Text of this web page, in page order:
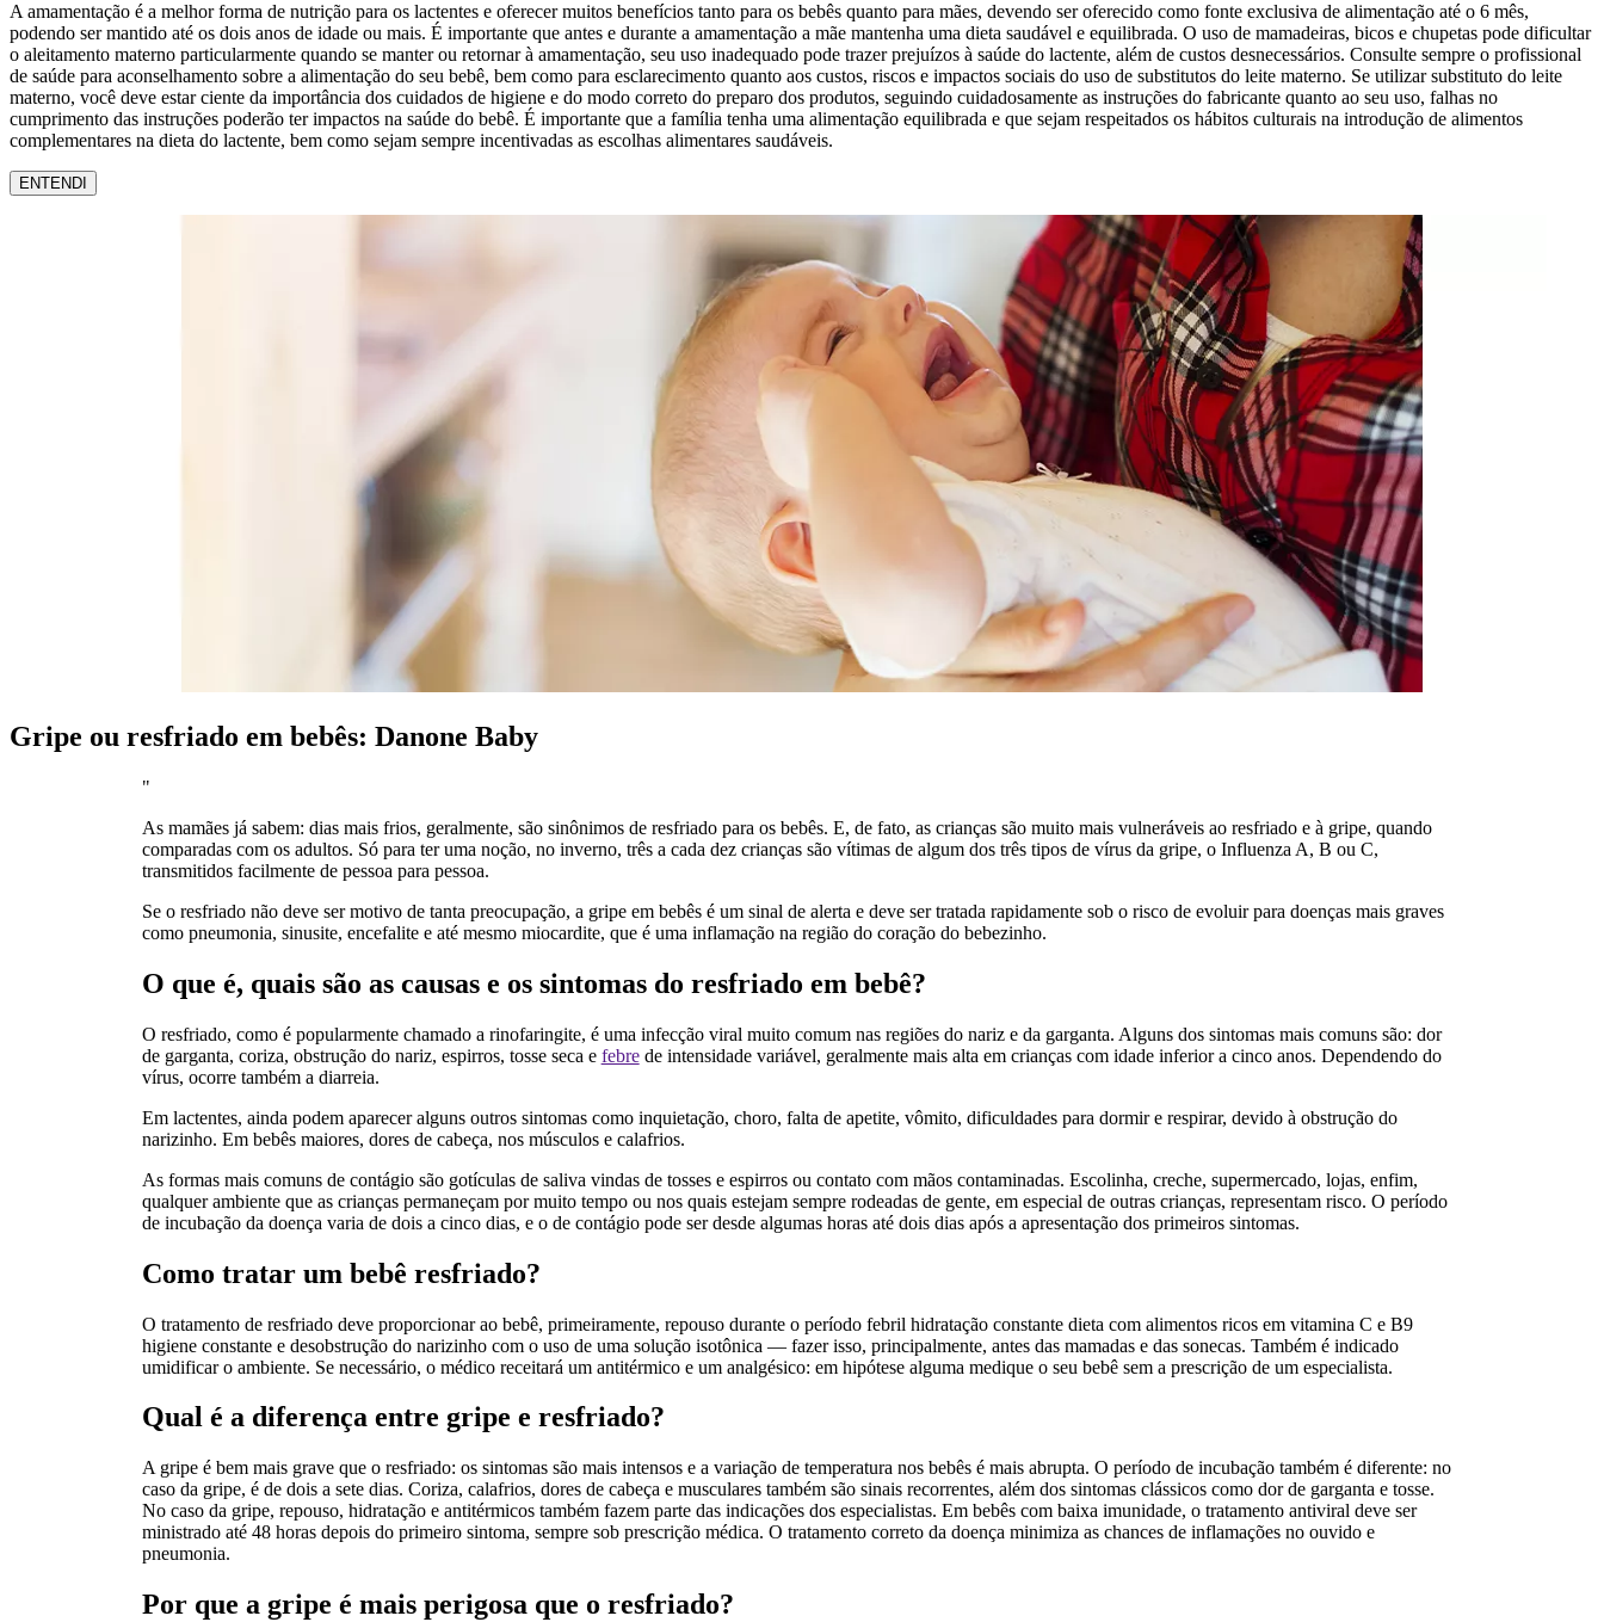
A amamentação é a melhor forma de nutrição para os lactentes e oferecer muitos benefícios tanto para os bebês quanto para mães, devendo ser oferecido como fonte exclusiva de alimentação até o 6 mês,
podendo ser mantido até os dois anos de idade ou mais. É importante que antes e durante a amamentação a mãe mantenha uma dieta saudável e equilibrada. O uso de mamadeiras, bicos e chupetas pode dificultar
o aleitamento materno particularmente quando se manter ou retornar à amamentação, seu uso inadequado pode trazer prejuízos à saúde do lactente, além de custos desnecessários. Consulte sempre o profissional
de saúde para aconselhamento sobre a alimentação do seu bebê, bem como para esclarecimento quanto aos custos, riscos e impactos sociais do uso de substitutos do leite materno. Se utilizar substituto do leite
materno, você deve estar ciente da importância dos cuidados de higiene e do modo correto do preparo dos produtos, seguindo cuidadosamente as instruções do fabricante quanto ao seu uso, falhas no
cumprimento das instruções poderão ter impactos na saúde do bebê. É importante que a família tenha uma alimentação equilibrada e que sejam respeitados os hábitos culturais na introdução de alimentos
complementares na dieta do lactente, bem como sejam sempre incentivadas as escolhas alimentares saudáveis.
ENTENDI
Gripe ou resfriado em bebês: Danone Baby
"
As mamães já sabem: dias mais frios, geralmente, são sinônimos de resfriado para os bebês. E, de fato, as crianças são muito mais vulneráveis ao resfriado e à gripe, quando
comparadas com os adultos. Só para ter uma noção, no inverno, três a cada dez crianças são vítimas de algum dos três tipos de vírus da gripe, o Influenza A, B ou C,
transmitidos facilmente de pessoa para pessoa.
Se o resfriado não deve ser motivo de tanta preocupação, a gripe em bebês é um sinal de alerta e deve ser tratada rapidamente sob o risco de evoluir para doenças mais graves
como pneumonia, sinusite, encefalite e até mesmo miocardite, que é uma inflamação na região do coração do bebezinho.
O que é, quais são as causas e os sintomas do resfriado em bebê?
O resfriado, como é popularmente chamado a rinofaringite, é uma infecção viral muito comum nas regiões do nariz e da garganta. Alguns dos sintomas mais comuns são: dor
de garganta, coriza, obstrução do nariz, espirros, tosse seca e febrede intensidade variável, geralmente mais alta em crianças com idade inferior a cinco anos. Dependendo do
vírus, ocorre também a diarreia.
Em lactentes, ainda podem aparecer alguns outros sintomas como inquietação, choro, falta de apetite, vômito, dificuldades para dormir e respirar, devido à obstrução do
narizinho. Em bebês maiores, dores de cabeça, nos músculos e calafrios.
As formas mais comuns de contágio são gotículas de saliva vindas de tosses e espirros ou contato com mãos contaminadas. Escolinha, creche, supermercado, lojas, enfim,
qualquer ambiente que as crianças permaneçam por muito tempo ou nos quais estejam sempre rodeadas de gente, em especial de outras crianças, representam risco. O período
de incubação da doença varia de dois a cinco dias, e o de contágio pode ser desde algumas horas até dois dias após a apresentação dos primeiros sintomas.
Como tratar um bebê resfriado?
O tratamento de resfriado deve proporcionar ao bebê, primeiramente, repouso durante o período febril hidratação constante dieta com alimentos ricos em vitamina C e B9
higiene constante e desobstrução do narizinho com o uso de uma solução isotônica — fazer isso, principalmente, antes das mamadas e das sonecas. Também é indicado
umidificar o ambiente. Se necessário, o médico receitará um antitérmico e um analgésico: em hipótese alguma medique o seu bebê sem a prescrição de um especialista.
Qual é a diferença entre gripe e resfriado?
A gripe é bem mais grave que o resfriado: os sintomas são mais intensos e a variação de temperatura nos bebês é mais abrupta. O período de incubação também é diferente: no
caso da gripe, é de dois a sete dias. Coriza, calafrios, dores de cabeça e musculares também são sinais recorrentes, além dos sintomas clássicos como dor de garganta e tosse.
No caso da gripe, repouso, hidratação e antitérmicos também fazem parte das indicações dos especialistas. Em bebês com baixa imunidade, o tratamento antiviral deve ser
ministrado até 48 horas depois do primeiro sintoma, sempre sob prescrição médica. O tratamento correto da doença minimiza as chances de inflamações no ouvido e
pneumonia.
Por que a gripe é mais perigosa que o resfriado?